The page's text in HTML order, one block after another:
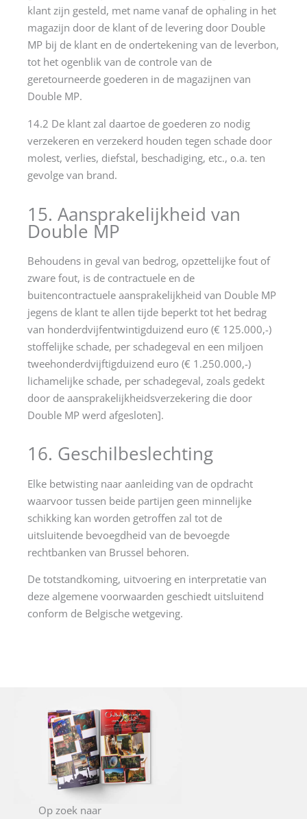
klant zijn gesteld, met name vanaf de ophaling in het
magazijn door de klant of de levering door Double
MP bij de klant en de ondertekening van de leverbon,
tot het ogenblik van de controle van de
geretourneerde goederen in de magazijnen van
Double MP.
14.2 De klant zal daartoe de goederen zo nodig
verzekeren en verzekerd houden tegen schade door
molest, verlies, diefstal, beschadiging, etc., o.a. ten
gevolge van brand.
15. Aansprakelijkheid van
Double MP
Behoudens in geval van bedrog, opzettelijke fout of
zware fout, is de contractuele en de
buitencontractuele aansprakelijkheid van Double MP
jegens de klant te allen tijde beperkt tot het bedrag
van honderdvijfentwintigduizend euro (€ 125.000,-)
stoffelijke schade, per schadegeval en een miljoen
tweehonderdvijftigduizend euro (€ 1.250.000,-)
lichamelijke schade, per schadegeval, zoals gedekt
door de aansprakelijkheidsverzekering die door
Double MP werd afgesloten].
16. Geschilbeslechting
Elke betwisting naar aanleiding van de opdracht
waarvoor tussen beide partijen geen minnelijke
schikking kan worden getroffen zal tot de
uitsluitende bevoegdheid van de bevoegde
rechtbanken van Brussel behoren.
De totstandkoming, uitvoering en interpretatie van
deze algemene voorwaarden geschiedt uitsluitend
conform de Belgische wetgeving.
Op zoek naar